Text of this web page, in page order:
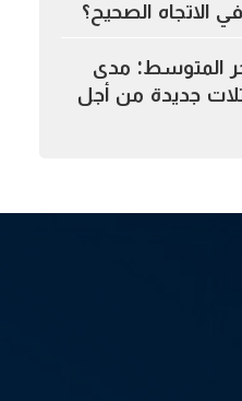
الاتجاه الصحيح؟
المتوسط: مدى
جديدة من أجل